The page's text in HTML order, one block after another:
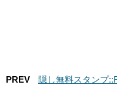
PREV
隠し無料スタンプ